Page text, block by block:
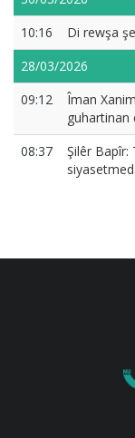
10:16
Di rewşa
28/03/2026
09:12
Îman
guhartinan
08:37
Şilêr Bapîr: